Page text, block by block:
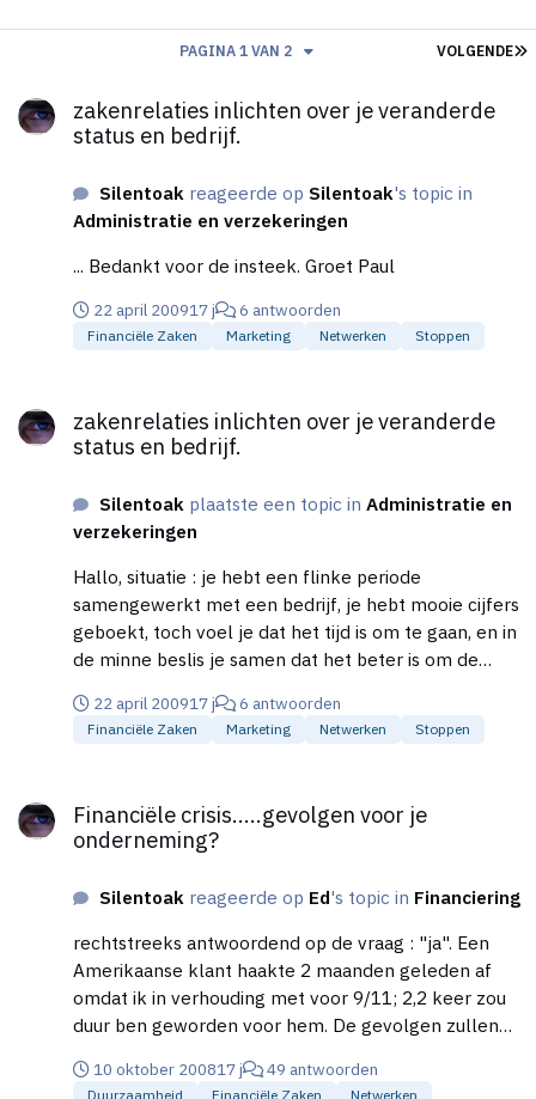
VOLGENDE
PAGINA 1 VAN 2
zakenrelaties inlichten over je veranderde
status en bedrijf.
Silentoak reageerde op Silentoak's topic in
Administratie en verzekeringen
... Bedankt voor de insteek. Groet Paul
22 april 200917 j 6 antwoorden
Financiële Zaken Marketing Netwerken Stoppen
zakenrelaties inlichten over je veranderde
status en bedrijf.
Silentoak plaatste een topic inAdministratie en
verzekeringen
Hallo, situatie : je hebt een flinke periode
samengewerkt met een bedrijf, je hebt mooie cijfers
geboekt, toch voel je dat het tijd is om te gaan, en in
de minne beslis je samen dat het beter is om de
zaken relaties op de hoogte houden dat je via het
emailadres gekoppeld aan dat bedrijf niet meer te
in zijn waarde gelaten wordt, al je contacten
inlichten dat : a) de samenwerking bijzonder,
emailadres bereikbaar bent. Bestaan er daar ergens
templates voor. Dank bij voorbaat
22 april 200917 j 6 antwoorden
Financiële Zaken Marketing Netwerken Stoppen
Financiële crisis.....gevolgen voor je
onderneming?
Silentoak reageerde op Ed's topic in Financiering
rechtstreeks antwoordend op de vraag : "ja". Een
Amerikaanse klant haakte 2 maanden geleden af
omdat ik in verhouding met voor 9/11; 2,2 keer zou
duur ben geworden voor hem. De gevolgen zullen
grote verschil met de besmette landen is dat wij 20
10 oktober 200817 j 49 antwoorden
Duurzaamheid Financiële Zaken
Netwerken